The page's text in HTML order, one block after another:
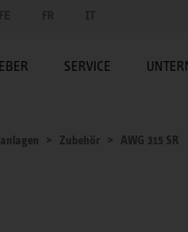
FR IT
SERVICE
Zubehör AWG 315 SR